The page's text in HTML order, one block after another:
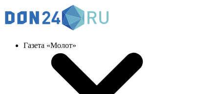
Газета «Молот»